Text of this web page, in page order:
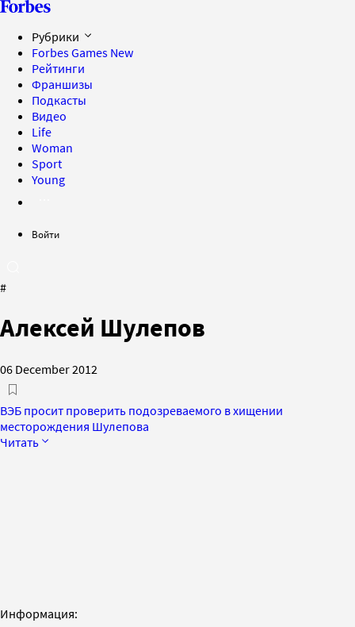
Рубрики
Forbes Games New
Рейтинги
Франшизы
Подкасты
Видео
Life
Woman
Sport
Young
Войти
#
Алексей Шулепов
06 December 2012
ВЭБ просит проверить подозреваемого в хищении
месторождения Шулепова
Читать
Информация: